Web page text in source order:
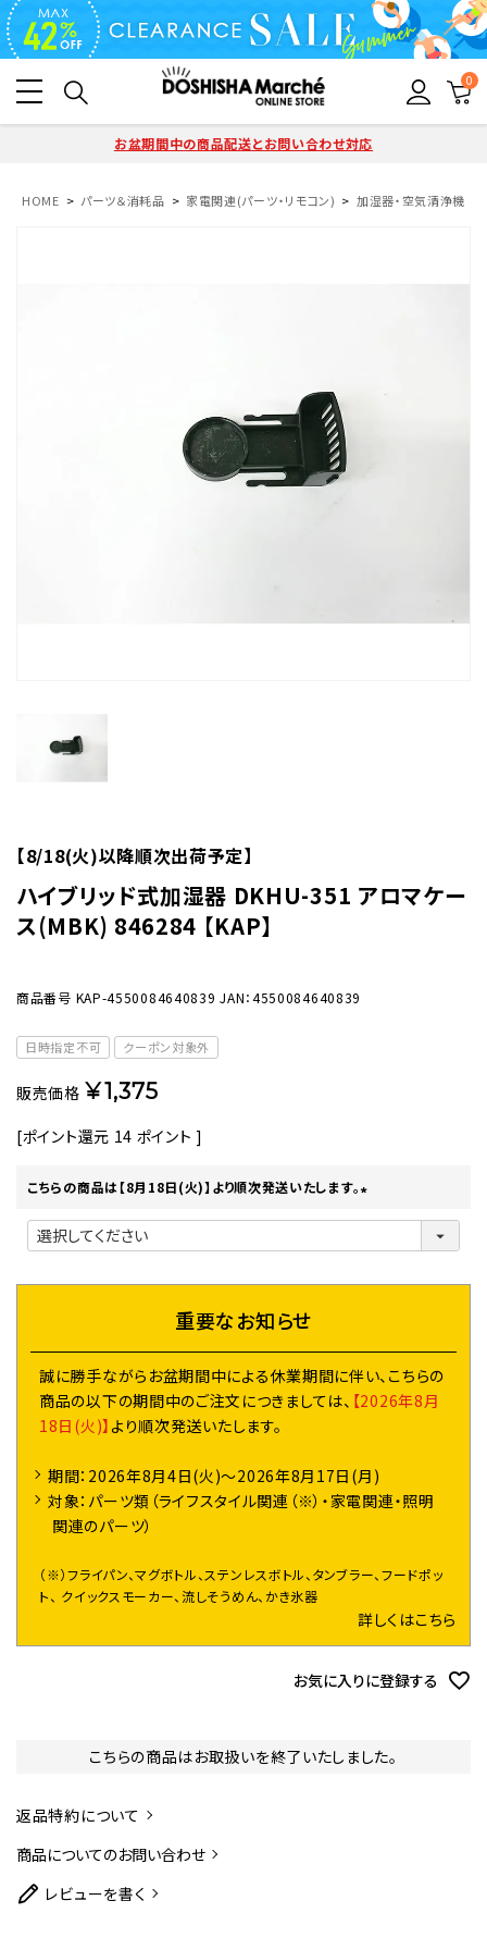
0
お盆期間中の商品配送とお問い合わせ対応
HOME パーツ＆消耗品 家電関連(パーツ・リモコン) 加湿器・空気清浄機(パ
【8/18(火)以降順次出荷予定】
ハイブリッド式加湿器 DKHU-351 アロマケー
ス(MBK) 846284 【KAP】
商品番号 KAP-4550084640839 JAN：4550084640839
日時指定不可 クーポン対象外
販売価格 ¥1,375
[ポイント還元 14 ポイント ]
こちらの商品は【8月18日(火)】より順次発送いたします。
(
)
重要なお知らせ
誠に勝手ながらお盆期間中による休業期間に伴い、こちらの
商品の以下の期間中のご注文につきましては、 【2026年8月
18日(火)】 より順次発送いたします。
期間：2026年8月4日(火)～2026年8月17日(月)
対象：パーツ類（ライフスタイル関連（※）・家電関連・照明
関連のパーツ）
（※）フライパン、マグボトル、ステンレスボトル、タンブラー、フードポッ
ト、 クイックスモーカー、流しそうめん、かき氷器
詳しくはこちら
お気に入りに登録する
こちらの商品はお取扱いを終了いたしました。
返品特約について
商品についてのお問い合わせ
レビューを書く